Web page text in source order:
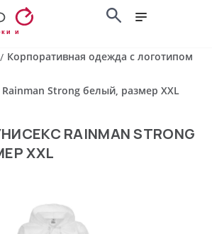
и
/ Корпоративная одежда с логотипом
Strong белый, размер XXL
RAINMAN STRONG
XXL